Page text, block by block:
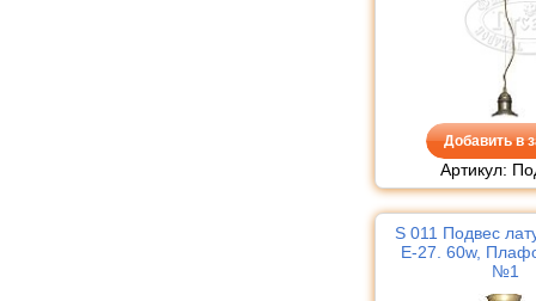
Добавить в
Артикул:
S 011 Подвес
Е-27. 60w,
№1